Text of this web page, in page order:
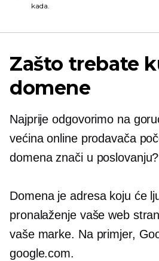
kada.
Zašto trebate
domene
Najprije odgovorimo na
većina online prodavača
domena znači u poslovanju?
Domena je adresa koju će
pronalaženje vaše web
vaše marke. Na primjer,
google.com.